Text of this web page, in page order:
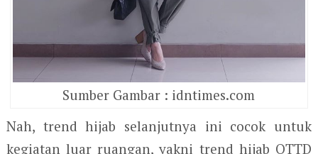
Sumber Gambar : idntimes.com
Nah, trend hijab selanjutnya ini cocok untuk
kegiatan luar ruangan, yakni trend hijab OTTD